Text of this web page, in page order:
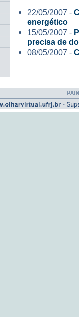
22/05/2007 -
energético
15/05/2007 -
precisa de
08/05/2007 -